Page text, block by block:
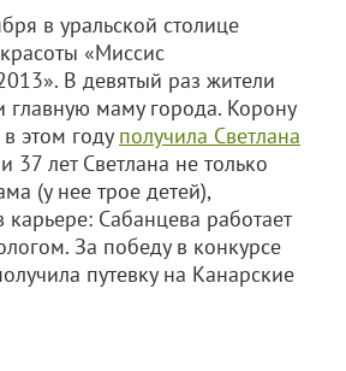
в уральской столице
«Миссис
В девятый раз жители
главную маму города. Корону
этом году получила Светлана
37 лет Светлана не только
(у нее трое детей),
карьере: Сабанцева работает
За победу в конкурсе
путевку на Канарские